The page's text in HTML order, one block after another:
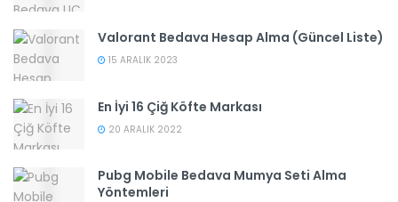
Valorant Bedava Hesap Alma (Güncel Liste)
15 ARALIK 2023
En İyi 16 Çiğ Köfte Markası
20 ARALIK 2022
Pubg Mobile Bedava Mumya Seti Alma
Yöntemleri